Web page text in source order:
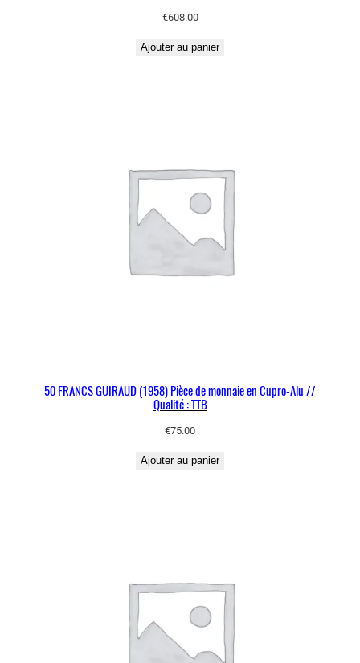
€608.00
Ajouter au panier
50 FRANCS GUIRAUD (1958) Pièce de monnaie en Cupro-Alu //
Qualité : TTB
€75.00
Ajouter au panier